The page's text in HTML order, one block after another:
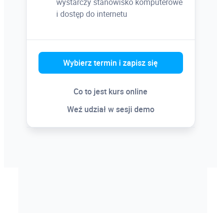
Zapoznanie z programem Image Ready
i dostęp do internetu
Wybierz termin i zapisz się
Co to jest kurs online
Weź udział w sesji demo